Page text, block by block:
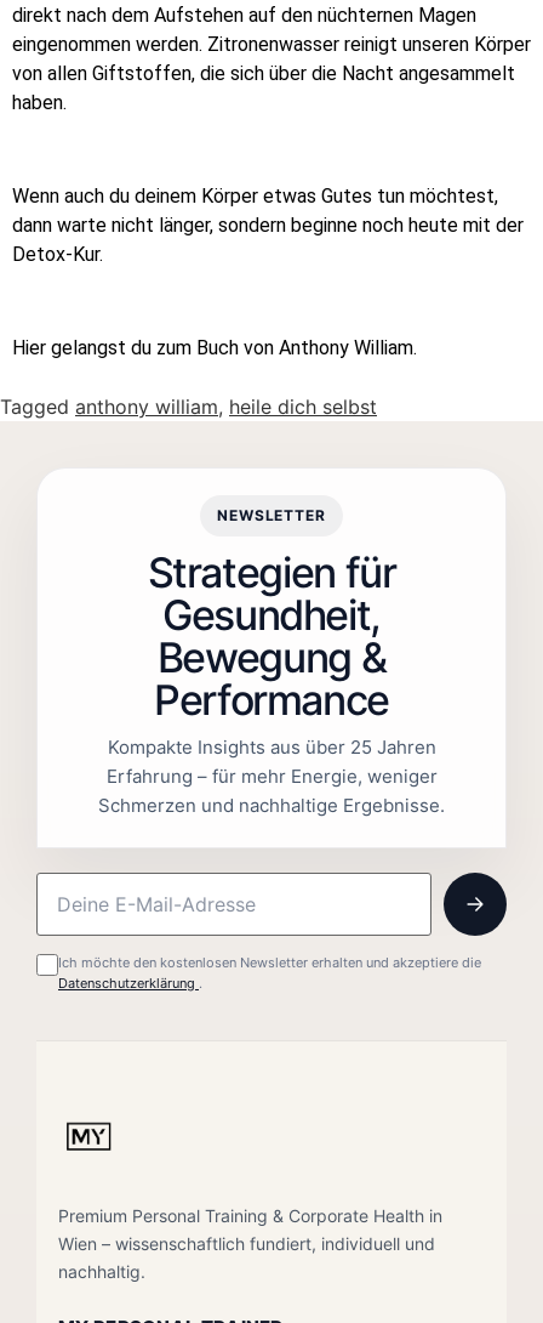
direkt nach dem Aufstehen auf den nüchternen Magen
eingenommen werden. Zitronenwasser reinigt unseren Körper
von allen Giftstoffen, die sich über die Nacht angesammelt
haben.
Wenn auch du deinem Körper etwas Gutes tun möchtest,
dann warte nicht länger, sondern beginne noch heute mit der
Detox-Kur.
Hier gelangst du zum Buch von Anthony William.
Tagged anthony william, heile dich selbst
NEWSLETTER
Strategien für
Gesundheit,
Bewegung &
Performance
Kompakte Insights aus über 25 Jahren
Erfahrung – für mehr Energie, weniger
Schmerzen und nachhaltige Ergebnisse.
Ich möchte den kostenlosen Newsletter erhalten und akzeptiere die
Datenschutzerklärung .
Premium Personal Training & Corporate Health in
Wien – wissenschaftlich fundiert, individuell und
nachhaltig.